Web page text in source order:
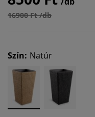
16900 Ft /db
Szín: Natúr